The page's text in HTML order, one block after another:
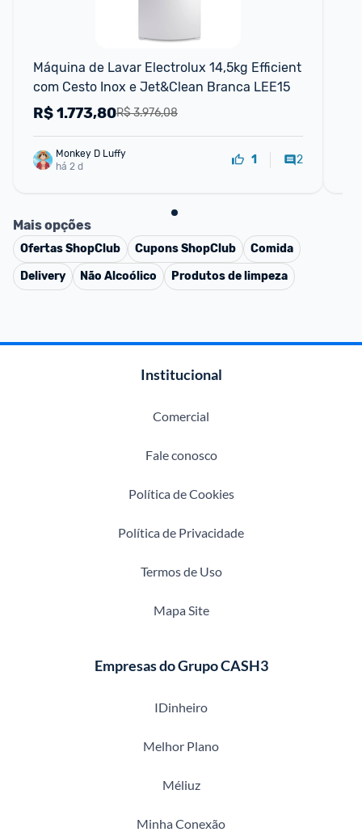
Máquina de Lavar Electrolux 14,5kg Efficient
com Cesto Inox e Jet&Clean Branca LEE15
R$ 3.976,08
R$1.773,80
Monkey D Luffy
há 2 d
1 2
Mais opções
OfertasShopClub CuponsShopClub
Comida
Delivery
Não Alcoólico Produtos de limpeza
Institucional
Comercial
Fale conosco
Política de Cookies
Política de Privacidade
Termos de Uso
Mapa Site
Empresas do Grupo CASH3
IDinheiro
Melhor Plano
Méliuz
Minha Conexão